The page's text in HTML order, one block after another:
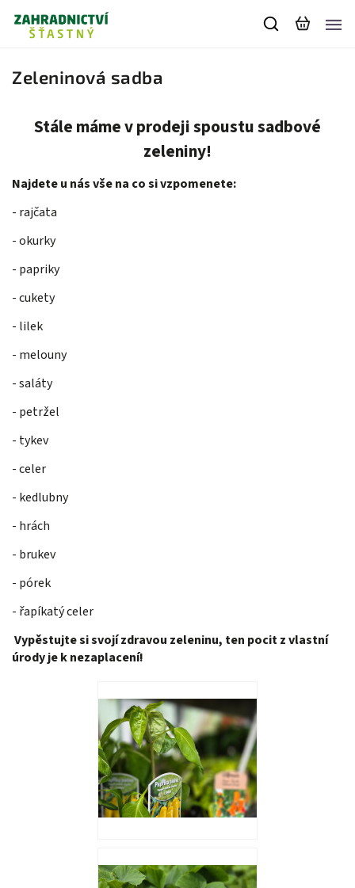
Zeleninová sadba
Stále máme v prodeji spoustu sadbové
zeleniny!
Najdete u nás vše na co si vzpomenete:
- rajčata
- okurky
- papriky
- cukety
- lilek
- melouny
- saláty
- petržel
- tykev
- celer
- kedlubny
- hrách
- brukev
- pórek
- řapíkatý celer
Vypěstujte si svojí zdravou zeleninu, ten pocit z vlastní
úrody je k nezaplacení!